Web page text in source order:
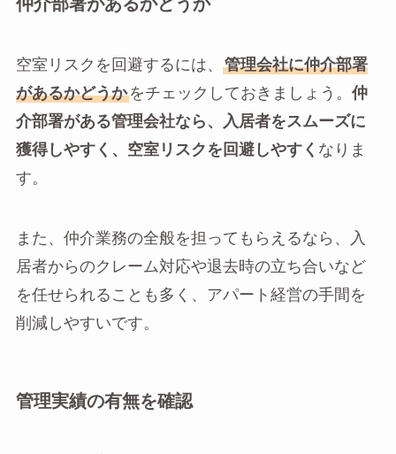
仲介部署があるかどうか
空室リスクを回避するには、
管理会社に仲介部署
があるかどうかをチェックしておきましょう。 仲
介部署がある管理会社なら、入居者をスムーズに
獲得しやすく、空室リスクを回避しやすく なりま
す。
また、仲介業務の全般を担ってもらえるなら、入
居者からのクレーム対応や退去時の立ち合いなど
を任せられることも多く、アパート経営の手間を
削減しやすいです。
管理実績の有無を確認